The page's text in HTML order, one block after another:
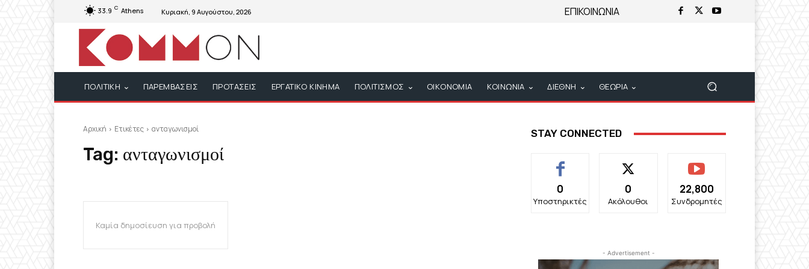
33.9 C Athens Κυριακή, 9 Αυγούστου, 2026 ΕΠΙΚΟΙΝΩΝΙΑ
ΠΟΛΙΤΙΚΗ ΠΑΡΕΜΒΑΣΕΙΣ ΠΡΟΤΑΣΕΙΣ ΕΡΓΑΤΙΚΟ ΚΙΝΗΜΑ ΠΟΛΙΤΙΣΜΟΣ ΟΙΚΟΝΟΜΙΑ ΚΟΙΝΩΝΙΑ ΔΙΕΘΝΗ ΘΕΩΡΙΑ
Αρχική Ετικέτες ανταγωνισμοί
Tag: ανταγωνισμοί
Καμία δημοσίευση για προβολή
STAY CONNECTED
0
Υποστηρικτές
0
Ακόλουθοι
22,800
Συνδρομητές
- Advertisement -